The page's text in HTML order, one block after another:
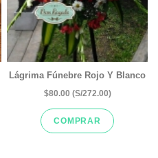
Lágrima Fúnebre Rojo Y Blanco
$80.00 (S/272.00)
COMPRAR